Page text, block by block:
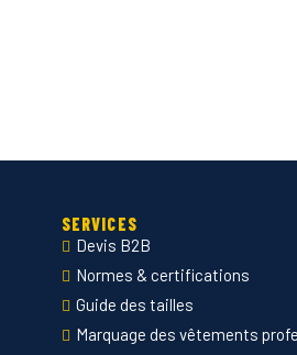
SERVICES
Devis B2B
Normes & certifications
Guide des tailles
Marquage des vêtements